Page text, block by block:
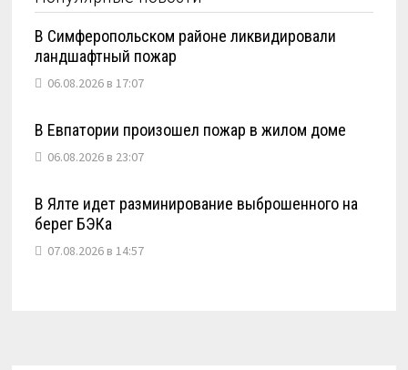
В Симферопольском районе ликвидировали
ландшафтный пожар
06.08.2026 в 17:07
В Евпатории произошел пожар в жилом доме
06.08.2026 в 23:07
В Ялте идет разминирование выброшенного на
берег БЭКа
07.08.2026 в 14:57